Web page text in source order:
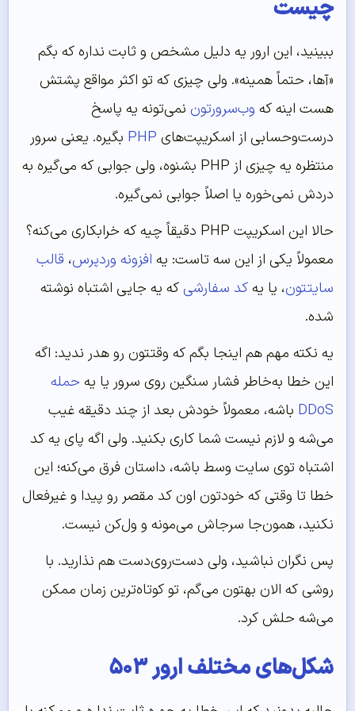
چیست
ببینید، این ارور یه دلیل مشخص و ثابت نداره که بگم
«آها، حتماً همینه». ولی چیزی که تو اکثر مواقع پشتش
هست اینه که وب‌سرورتون نمی‌تونه یه پاسخ
درست‌وحسابی از اسکریپت‌های PHP بگیره. یعنی سرور
منتظره یه چیزی از PHP بشنوه، ولی جوابی که می‌گیره به
دردش نمی‌خوره یا اصلاً جوابی نمی‌گیره.
حالا این اسکریپت PHP دقیقاً چیه که خرابکاری می‌کنه؟
معمولاً یکی از این سه تاست: یه افزونه وردپرس، قالب
سایتتون، یا یهکد سفارشی که یه جایی اشتباه نوشته
شده.
یه نکته مهم هم اینجا بگم که وقتتون رو هدر ندید: اگه
این خطا به‌خاطر فشار سنگین روی سرور یا یه حمله
DDoS باشه، معمولاً خودش بعد از چند دقیقه غیب
می‌شه و لازم نیست شما کاری بکنید. ولی اگه پای یه کد
اشتباه توی سایت وسط باشه، داستان فرق می‌کنه؛ این
خطا تا وقتی که خودتون اون کد مقصر رو پیدا و غیرفعال
نکنید، همون‌جا سرجاش می‌مونه و ول‌کن نیست.
پس نگران نباشید، ولی دست‌روی‌دست هم نذارید. با
روشی که الان بهتون می‌گم، تو کوتاه‌ترین زمان ممکن
می‌شه حلش کرد.
شکل‌های مختلف ارور ۵۰۳